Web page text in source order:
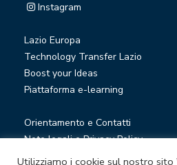
Instagram
Lazio Europa
Technology Transfer Lazio
Boost your Ideas
Piattaforma e-learning
Orientamento e Contatti
Note legali e Privacy Policy
Privacy Newsletter
Utilizziamo i cookie sul nostro